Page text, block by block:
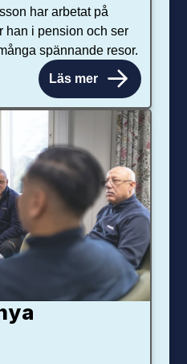
har arbetat på
han i pension och ser
spännande resor.
Läs mer